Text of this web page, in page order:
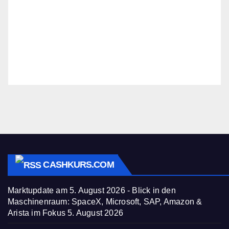
CASHKURS.COM
Marktupdate am 5. August 2026 - Blick in den
Maschinenraum: SpaceX, Microsoft, SAP, Amazon &
Arista im Fokus 5. August 2026